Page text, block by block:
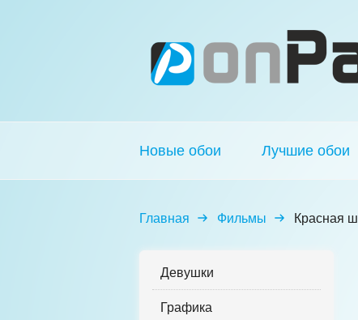
Новые обои Лучшие обои
Главная Фильмы Красная
Девушки
Графика